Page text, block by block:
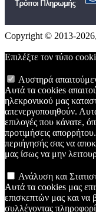
Copyright © 2013-
Επιλέξτε τον τύπο
Αυστηρά
Αυτά τα cookies
ηλεκρονικού μας
απενεργοποιηθούν.
επιλογές που κάνατε,
προτιμήσεις
περιήγησής σας να
μας ίσως να μην
Ανάλυση και
Αυτά τα cookies μας
επισκεπτών μας και να
συλλέγοντας